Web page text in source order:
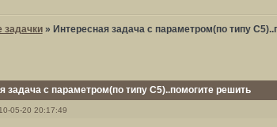
задачки » Интересная задача с параметром(по типу
задача с параметром(по типу С5)..помогите решить
05-20 20:17:49